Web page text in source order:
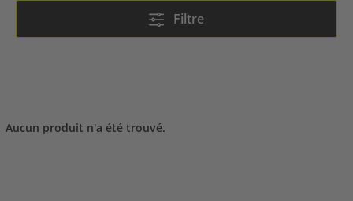
Filtre
Aucun produit n'a été trouvé.